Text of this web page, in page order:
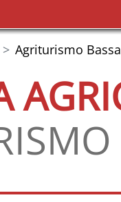
Agriturismo